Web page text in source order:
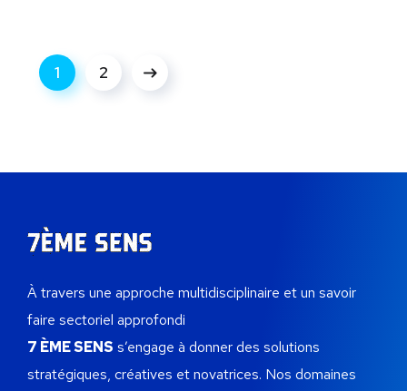
1 2
À travers une approche multidisciplinaire et un savoir
faire sectoriel approfondi
7 ÈME SENS s’engage à donner des solutions
stratégiques, créatives et novatrices. Nos domaines